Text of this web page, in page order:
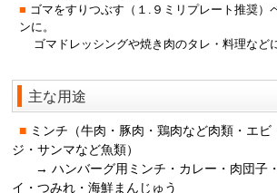
■ ゴマをすりつぶす（１.９ミリプレート推奨）
ンに。
ゴマドレッシングや焼き肉のタレ・料理など
主な用途
■ ミンチ（牛肉・豚肉・鶏肉など肉類・エビ
ジ・サンマなど魚類）
→ ハンバーグ用ミンチ・カレー・肉団子
イ・つみれ・海鮮まんじゅう